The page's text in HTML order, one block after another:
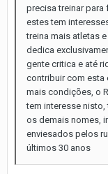
precisa treinar para
estes tem
treina mais atletas
dedica
gente critica e até
contribuir com esta
mais condições, o
tem interesse nisto,
os demais nomes,
enviesados pelos
últimos 30 anos